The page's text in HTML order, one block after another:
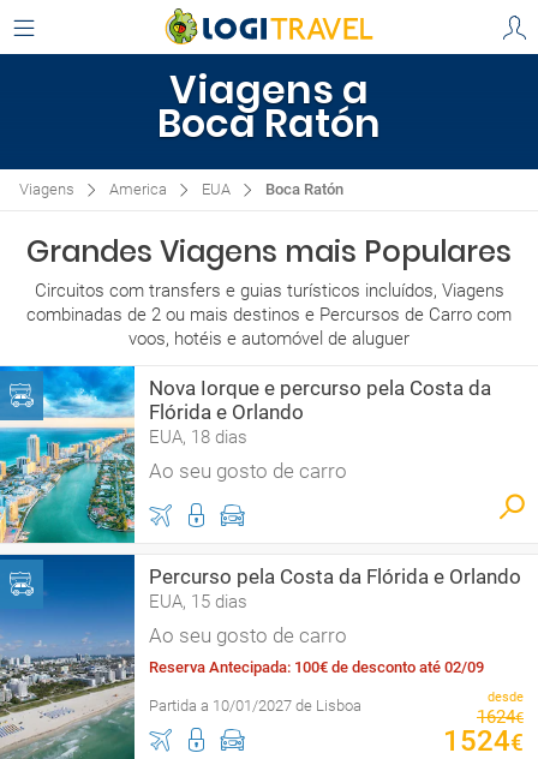
Viagens a
Boca Ratón
Viagens America EUA Boca Ratón
Grandes Viagens mais Populares
Circuitos com transfers e guias turísticos incluídos, Viagens
combinadas de 2 ou mais destinos e Percursos de Carro com
voos, hotéis e automóvel de aluguer
Nova Iorque e percurso pela Costa da
Flórida e Orlando
EUA, 18 dias
Ao seu gosto de carro
Percurso pela Costa da Flórida e Orlando
EUA, 15 dias
Ao seu gosto de carro
Reserva Antecipada: 100€ de desconto até 02/09
Partida a 10/01/2027 de Lisboa desde
1624€
1524€